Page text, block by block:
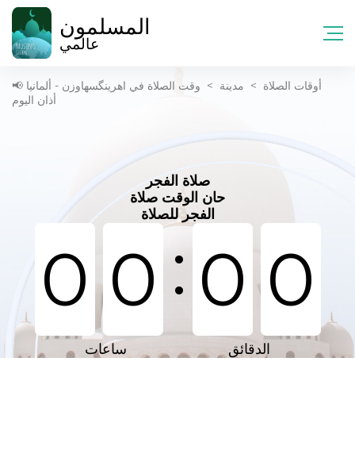
المسلمون
عالمي
أوقات الصلاة > مدينة > وقت الصلاة في اهرینگسهاوزن - ألمانيا 📢
أذان اليوم
صلاة الفجر
حان الوقت صلاة
الفجر للصلاة
0 0: 0 0
ساعات الدقائق